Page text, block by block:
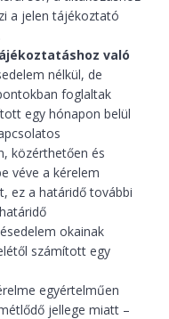
a jelen tájékoztató
való
nélkül, de
foglaltak
egy hónapon belül
közérthetően és
véve a kérelem
ez a határidő további
okainak
számított egy
egyértelműen
jellege miatt –